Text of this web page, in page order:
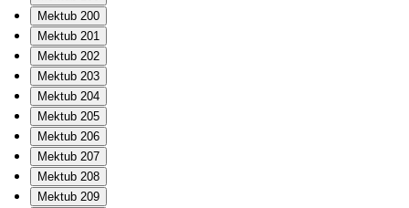
Mektub 200
Mektub 201
Mektub 202
Mektub 203
Mektub 204
Mektub 205
Mektub 206
Mektub 207
Mektub 208
Mektub 209